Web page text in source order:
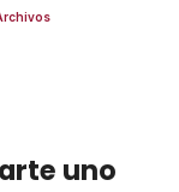
uno